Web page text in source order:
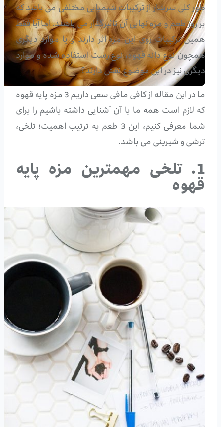
طور کلی سرشار از ترکیبات شیمیایی مختلفی می باشد که
بر روز طعم و مزه نهایی آن تاثیرگذار می باشند. اما آیا فقط
همین ترکیبات روی این مزه اثر دارند و یا موارد دیگری
همچون نوع دانه قهوه، نوع رست استفاده شده و موارد
دیگری نیز در این موضوع نقش دارند؟
ما در این مقاله از کافی مافی سعی داریم 3 مزه پایه قهوه
که لازم است همه ما با آن آشنایی داشته باشیم را برای
شما معرفی کنیم، این 3 طعم به ترتیب اهمیت؛ تلخی،
ترشی و شیرینی می باشد.
1. تلخی مهمترین مزه پایه
قهوه